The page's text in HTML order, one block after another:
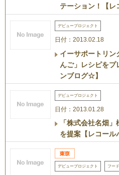
テーション！【レ
デビュープロジェクト
日付：2013.02.18
イーサポートリン
んご」レシピを
ンブログ☆】
デビュープロジェクト
日付：2013.01.28
「株式会社名畑
を提案【レコール
デビュープロジェクト フー